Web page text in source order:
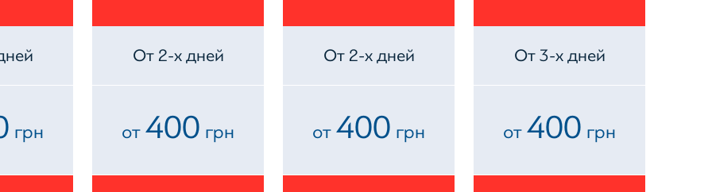
грн
От 2-х дней
от 400 грн
От 2-х дней
от 400 грн
От 3-х дней
от 400 грн